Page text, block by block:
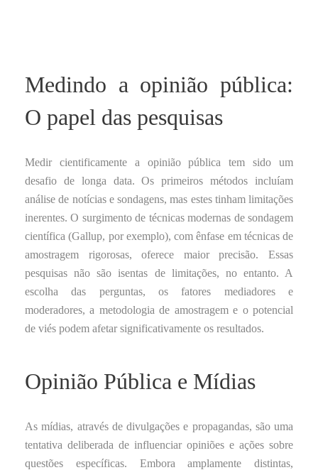
Medindo a opinião pública:
O papel das pesquisas
Medir cientificamente a opinião pública tem sido um
desafio de longa data. Os primeiros métodos incluíam
análise de notícias e sondagens, mas estes tinham limitações
inerentes. O surgimento de técnicas modernas de sondagem
científica (Gallup, por exemplo), com ênfase em técnicas de
amostragem rigorosas, oferece maior precisão. Essas
pesquisas não são isentas de limitações, no entanto. A
escolha das perguntas, os fatores mediadores e
moderadores, a metodologia de amostragem e o potencial
de viés podem afetar significativamente os resultados.
Opinião Pública e Mídias
As mídias, através de divulgações e propagandas, são uma
tentativa deliberada de influenciar opiniões e ações sobre
questões específicas. Embora amplamente distintas,